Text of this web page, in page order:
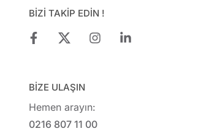
BİZİ TAKİP EDİN !
BİZE ULAŞIN
Hemen arayın:
0216 807 11 00